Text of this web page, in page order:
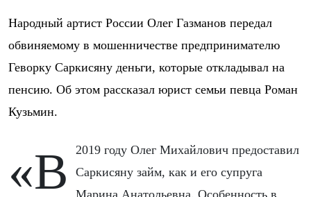
Народный артист России Олег Газманов передал
обвиняемому в мошенничестве предпринимателю
Геворку Саркисяну деньги, которые откладывал на
пенсию. Об этом рассказал юрист семьи певца Роман
Кузьмин.
«В 2019 году Олег Михайлович предоставил
Саркисяну займ, как и его супруга
Марина Анатольевна. Особенность в